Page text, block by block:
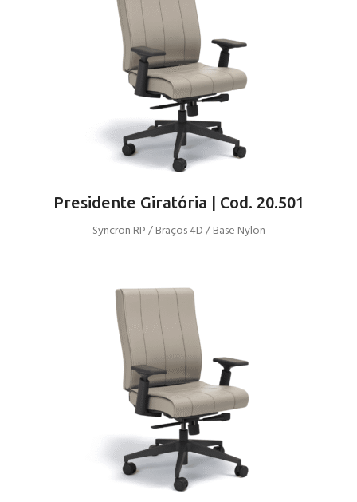
Presidente Giratória | Cod. 20.501
Syncron RP / Braços 4D / Base Nylon